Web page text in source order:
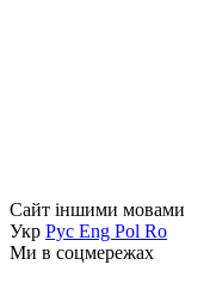
Сайт іншими мовами
Укр Рус Eng Pol Ro
Ми в соцмережах